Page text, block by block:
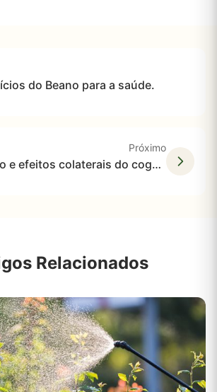
do Beano para a saúde.
Próximo
Benefícios, uso e efeitos colaterais do cogumelo Chaga
Relacionados